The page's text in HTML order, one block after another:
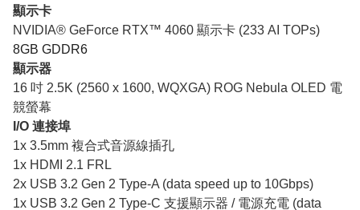
顯示卡
NVIDIA® GeForce RTX™ 4060 顯示卡 (233 AI TOPs)
8GB GDDR6
顯示器
16 吋 2.5K (2560 x 1600, WQXGA) ROG Nebula OLED 電
競螢幕
I/O 連接埠
1x 3.5mm 複合式音源線插孔
1x HDMI 2.1 FRL
2x USB 3.2 Gen 2 Type-A (data speed up to 10Gbps)
1x USB 3.2 Gen 2 Type-C 支援顯示器 / 電源充電 (data